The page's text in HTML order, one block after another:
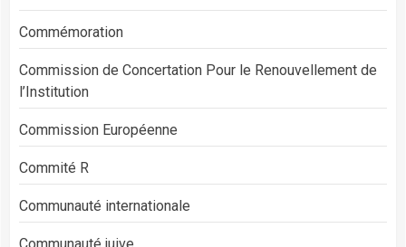
Commémoration
Commission de Concertation Pour le Renouvellement de
l’Institution
Commission Européenne
Commité R
Communauté internationale